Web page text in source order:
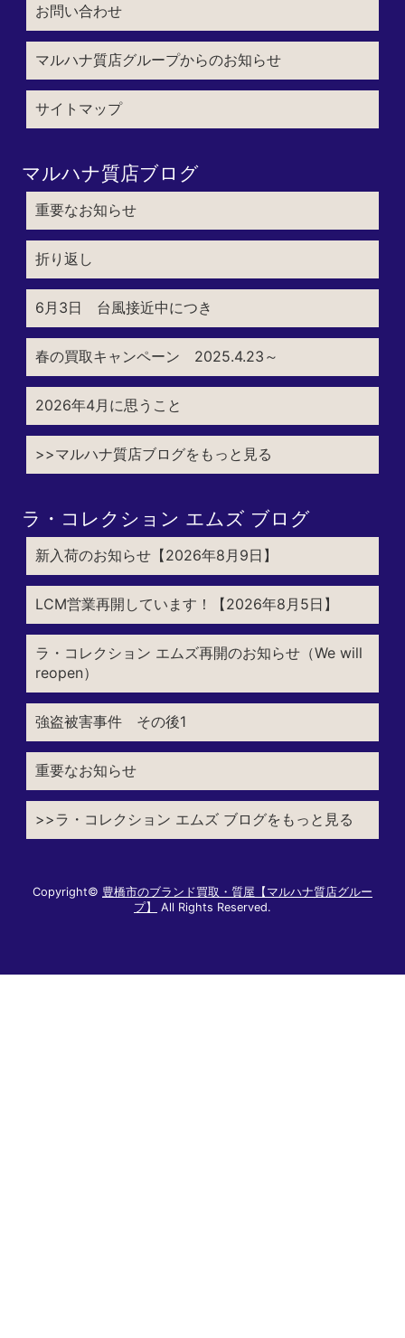
お問い合わせ
マルハナ質店グループからのお知らせ
サイトマップ
マルハナ質店ブログ
重要なお知らせ
折り返し
6月3日 台風接近中につき
春の買取キャンペーン 2025.4.23～
2026年4月に思うこと
>>マルハナ質店ブログをもっと見る
ラ・コレクション エムズ ブログ
新入荷のお知らせ【2026年8月9日】
LCM営業再開しています！【2026年8月5日】
ラ・コレクション エムズ再開のお知らせ（We will
reopen）
強盗被害事件 その後1
重要なお知らせ
>>ラ・コレクション エムズ ブログをもっと見る
Copyright© 豊橋市のブランド買取・質屋【マルハナ質店グルー
プ】
All Rights Reserved.